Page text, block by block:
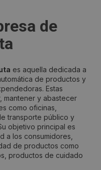
de
es aquella dedicada a
de productos y
Estas
mantener y abastecer
como oficinas,
transporte público y
objetivo principal es
a los consumidores,
de productos como
productos de cuidado